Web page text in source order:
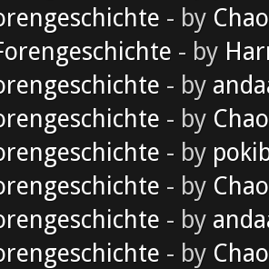
- by
- by
- by
- by
- by
- by
- by
- by